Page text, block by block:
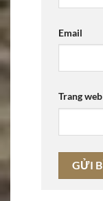
Email
Trang web